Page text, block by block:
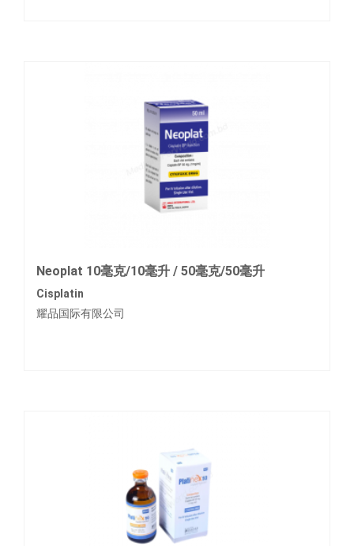
Neoplat 10毫克/10毫升 / 50毫克/50毫升
Cisplatin
耀品国际有限公司